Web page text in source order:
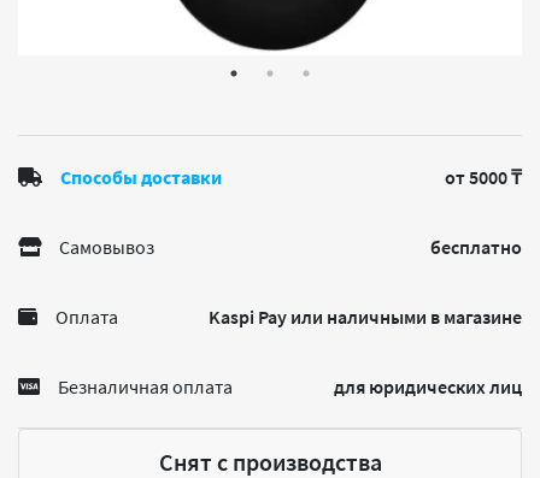
Способы доставки от 5000 ₸
Самовывоз бесплатно
Оплата Kaspi Pay или наличными в магазине
Безналичная оплата для юридических лиц
Снят с производства